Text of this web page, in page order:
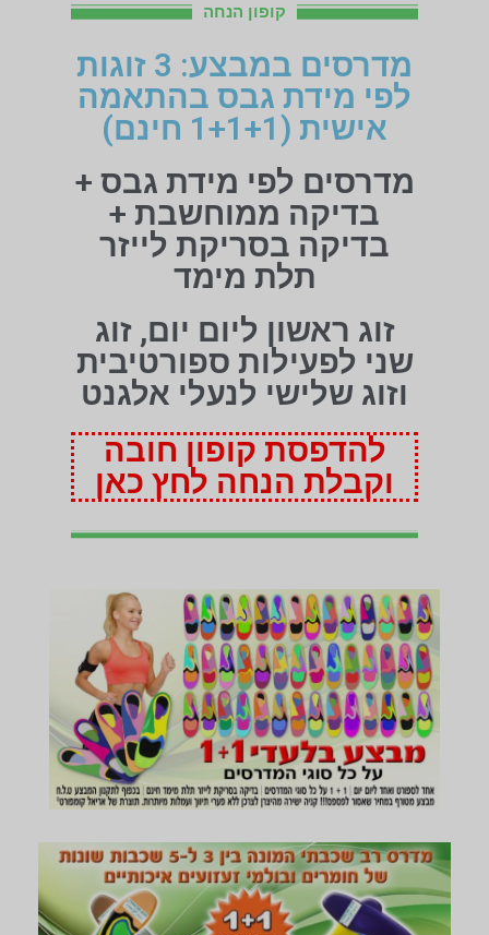
קופון הנחה
מדרסים במבצע: 3 זוגות
לפי מידת גבס בהתאמה
אישית (1+1+1 חינם)
מדרסים לפי מידת גבס +
בדיקה ממוחשבת +
בדיקה בסריקת לייזר
תלת מימד
זוג ראשון ליום יום, זוג
שני לפעילות ספורטיבית
וזוג שלישי לנעלי אלגנט
להדפסת קופון חובה
וקבלת הנחה לחץ כאן